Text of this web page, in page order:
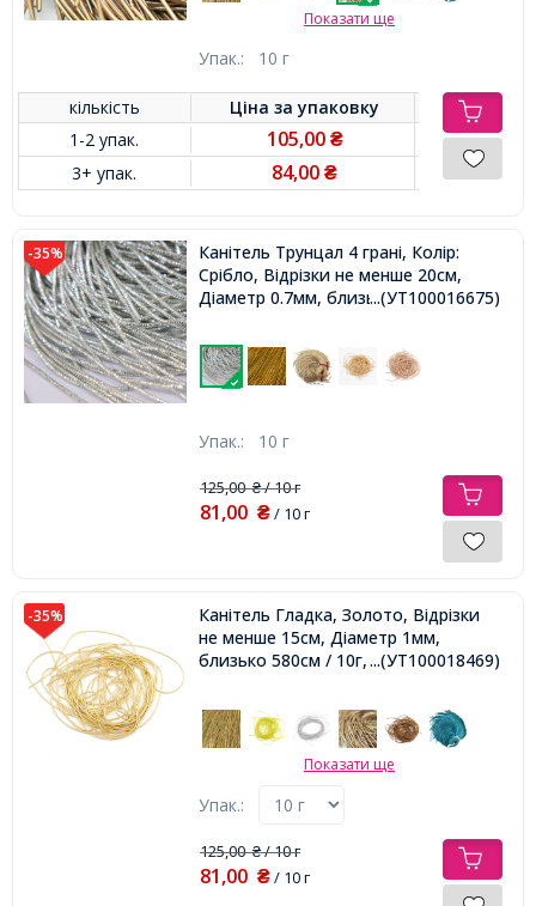
Показати ще
Упак.: 10 г
кількість Ціна заупаковку
1-2 упак.
105,00 ₴
3+ упак. 84,00₴
-35%
Канітель Трунцал 4 грані, Колір:
Срібло, Відрізки не менше 20см,
Діаметр 0.7мм, близько 580см / 10г,
...(УТ100016675)
Упак.: 10 г
125,00₴/ 10 г
81,00 ₴/ 10 г
-35%
Канітель Гладка, Золото, Відрізки
не менше 15см, Діаметр 1мм,
близько 580см / 10г,...(УТ100018469)
Показати ще
Упак.:
125,00₴/ 10 г
81,00 ₴/ 10 г